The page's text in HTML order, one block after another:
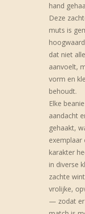
hand
Deze
muts is
dat niet
aanvoelt,
vorm en
behoudt.
Elke
aandacht
gehaakt,
exemplaar
karakter
in diverse
zachte
vrolijke,
— zodat er